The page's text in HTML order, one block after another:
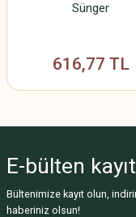
Sünger
616,77 TL
E-bülten kayıt
Bültenimize kayıt olun,
haberiniz olsun!